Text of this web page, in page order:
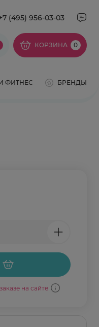
(495) 956-03-03
КОРЗИНА 0
ФИТНЕС БРЕНДЫ
на сайте